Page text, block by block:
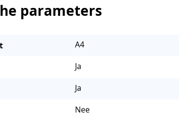
parameters
A4
Ja
Ja
Nee